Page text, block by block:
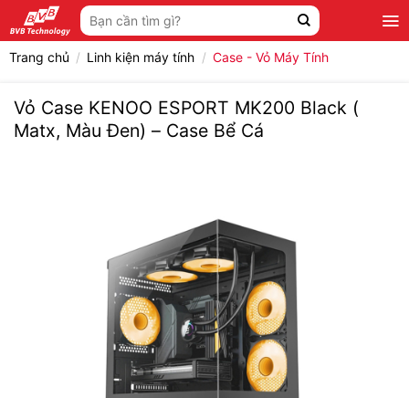
qua
nội
Tìm
kiếm:
Trang chủ / Linh kiện máy tính / Case - Vỏ Máy Tính
Vỏ Case KENOO ESPORT MK200 Black (
Matx, Màu Đen) – Case Bể Cá